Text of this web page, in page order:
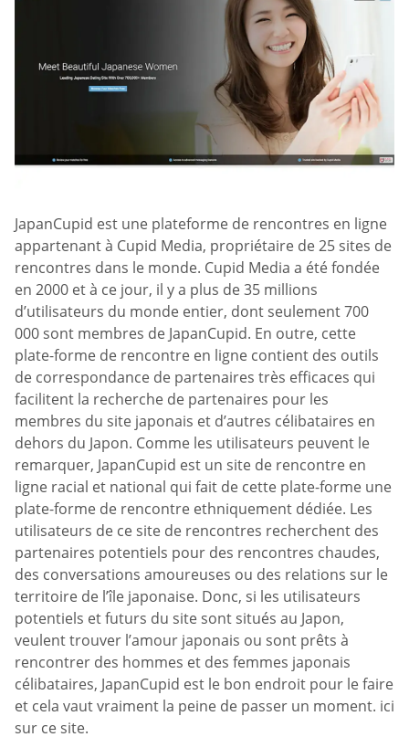
JapanCupid est une plateforme de rencontres en ligne
appartenant à Cupid Media, propriétaire de 25 sites de
rencontres dans le monde. Cupid Media a été fondée
en 2000 et à ce jour, il y a plus de 35 millions
d’utilisateurs du monde entier, dont seulement 700
000 sont membres de JapanCupid. En outre, cette
plate-forme de rencontre en ligne contient des outils
de correspondance de partenaires très efficaces qui
facilitent la recherche de partenaires pour les
membres du site japonais et d’autres célibataires en
dehors du Japon. Comme les utilisateurs peuvent le
remarquer, JapanCupid est un site de rencontre en
ligne racial et national qui fait de cette plate-forme une
plate-forme de rencontre ethniquement dédiée. Les
utilisateurs de ce site de rencontres recherchent des
partenaires potentiels pour des rencontres chaudes,
des conversations amoureuses ou des relations sur le
territoire de l’île japonaise. Donc, si les utilisateurs
potentiels et futurs du site sont situés au Japon,
veulent trouver l’amour japonais ou sont prêts à
rencontrer des hommes et des femmes japonais
célibataires, JapanCupid est le bon endroit pour le faire
et cela vaut vraiment la peine de passer un moment. ici
sur ce site.